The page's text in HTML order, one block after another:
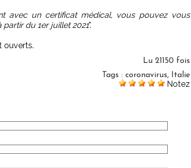
avec un certificat médical, vous pouvez vous
du 1er juillet 2021".
ouverts.
Lu 21150 fois
Tags : coronavirus, Italie
Notez